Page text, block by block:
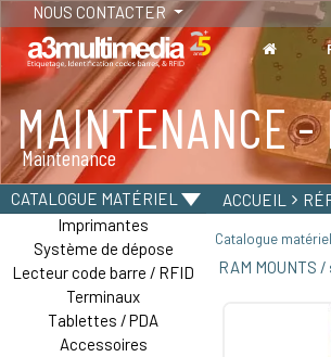
NOUS CONTACTER
MAINTENANCE
Maintenance
TABLETTES
Tablettes durcies - Étanches -
CATALOGUE MATÉRIEL
Imprimantes
Système de dépose
Lecteur code barre / RFID
Terminaux
Tablettes / PDA
Accessoires
ACCUEIL
Catalogue matériel
RAM MOUNTS /